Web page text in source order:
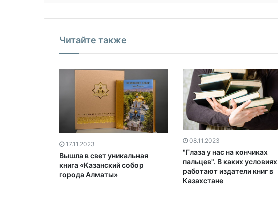
Читайте также
17.11.2023
Вышла в свет уникальная
книга «Казанский собор
города Алматы»
08.11.2023
"Глаза у нас на кончиках
пальцев". В каких условиях
работают издатели книг в
Казахстане